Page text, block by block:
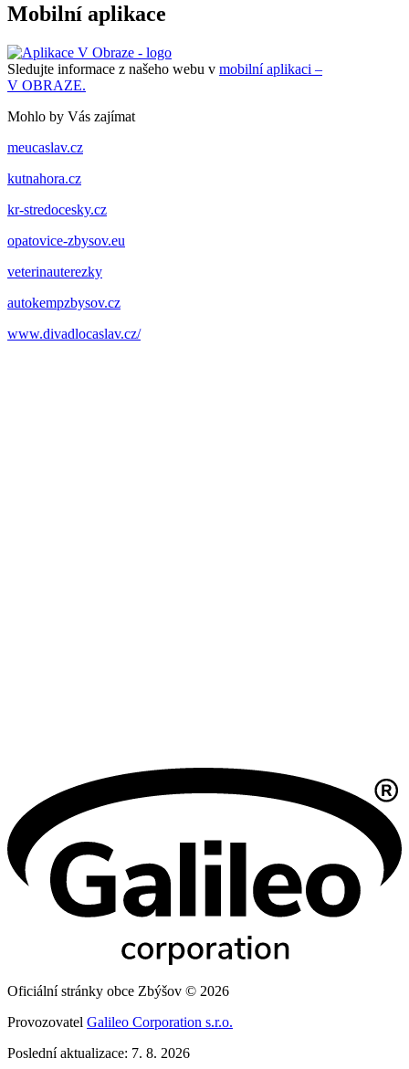
Mobilní aplikace
Sledujte informace z našeho webu v mobilní aplikaci –
V OBRAZE.
Mohlo by Vás zajímat
meucaslav.cz
kutnahora.cz
kr-stredocesky.cz
opatovice-zbysov.eu
veterinauterezky
autokempzbysov.cz
www.divadlocaslav.cz/
Oficiální stránky obce Zbýšov © 2026
Provozovatel Galileo Corporation s.r.o.
Poslední aktualizace: 7. 8. 2026